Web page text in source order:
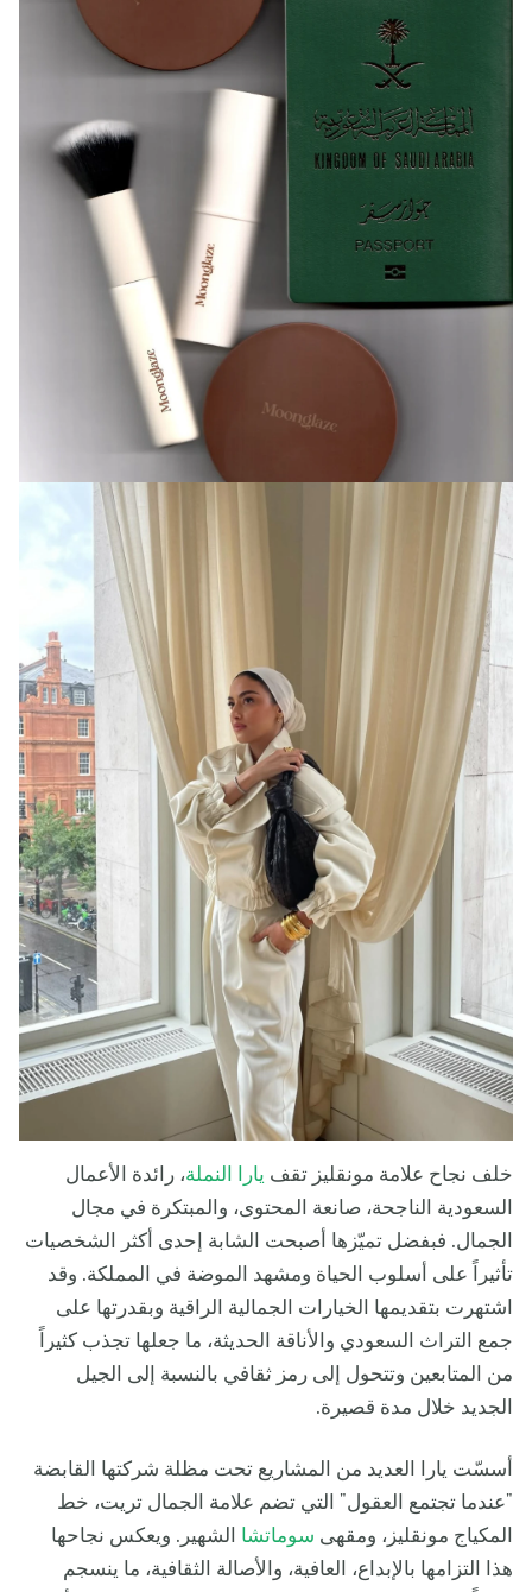
خلف نجاح علامة مونقليز تقف يارا النملة، رائدة الأعمال
السعودية الناجحة، صانعة المحتوى، والمبتكرة في مجال
الجمال. فبفضل تميّزها أصبحت الشابة إحدى أكثر الشخصيات
تأثيراً على أسلوب الحياة ومشهد الموضة في المملكة. وقد
اشتهرت بتقديمها الخيارات الجمالية الراقية وبقدرتها على
جمع التراث السعودي والأناقة الحديثة، ما جعلها تجذب كثيراً
من المتابعين وتتحول إلى رمز ثقافي بالنسبة إلى الجيل
الجديد خلال مدة قصيرة.
أسسّت يارا العديد من المشاريع تحت مظلة شركتها القابضة
"عندما تجتمع العقول" التي تضم علامة الجمال تريت، خط
المكياج مونقليز، ومقهى سوماتشا الشهير. ويعكس نجاحها
هذا التزامها بالإبداع، العافية، والأصالة الثقافية، ما ينسجم